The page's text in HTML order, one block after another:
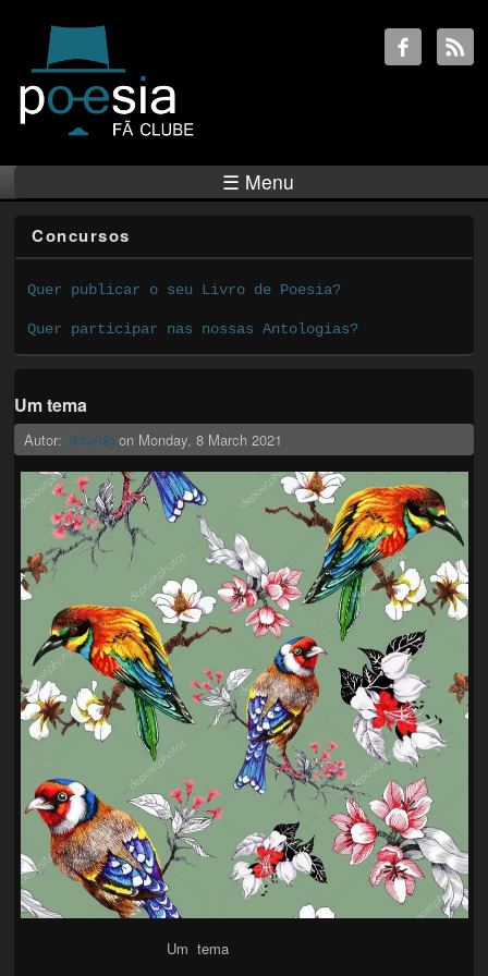
☰ Menu
Concursos
Quer publicar o seu Livro de Poesia?
Quer participar nas nossas Antologias?
Um tema
Autor: Nereide on Monday, 8 March 2021
Um tema